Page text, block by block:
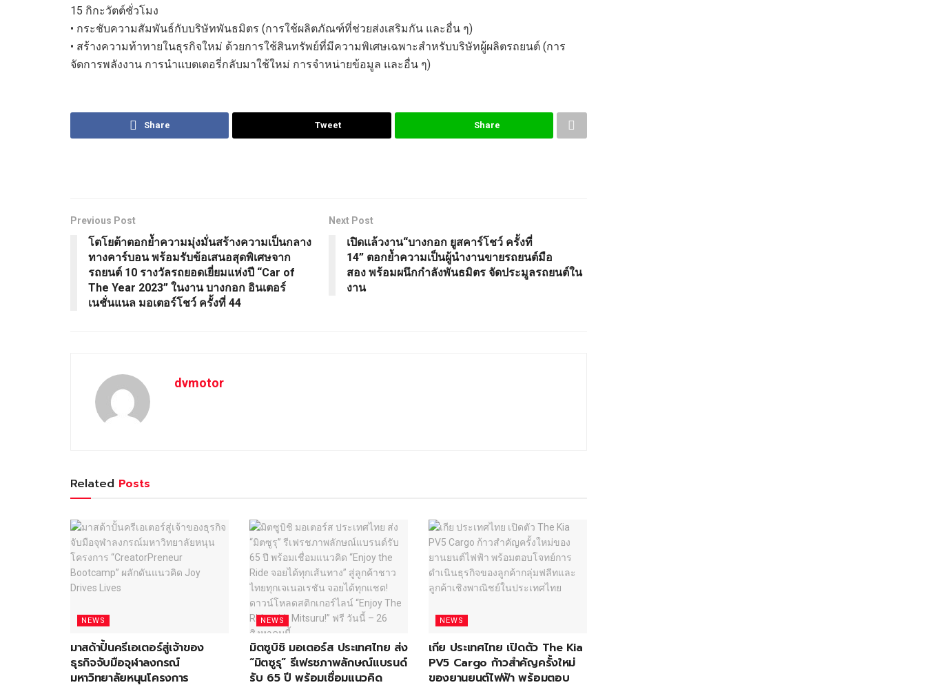
15 กิกะวัตต์ชั่วโมง
• กระชับความสัมพันธ์กับบริษัทพันธมิตร (การใช้ผลิตภัณฑ์ที่ช่วยส่งเสริมกัน และอื่น ๆ)
• สร้างความท้าทายในธุรกิจใหม่ ด้วยการใช้สินทรัพย์ที่มีความพิเศษเฉพาะสำหรับบริษัทผู้ผลิตรถยนต์ (การ
จัดการพลังงาน การนำแบตเตอรี่กลับมาใช้ใหม่ การจำหน่ายข้อมูล และอื่น ๆ)
Share Tweet Share
Previous Post
โตโยต้าตอกย้ำความมุ่งมั่นสร้างความเป็นกลาง
ทางคาร์บอน พร้อมรับข้อเสนอสุดพิเศษจาก
รถยนต์ 10 รางวัลรถยอดเยี่ยมแห่งปี “Car of
The Year 2023” ในงาน บางกอก อินเตอร์
เนชั่นแนล มอเตอร์โชว์ ครั้งที่ 44
Next Post
เปิดแล้วงาน“บางกอก ยูสคาร์โชว์ ครั้งที่
14” ตอกย้ำความเป็นผู้นำงานขายรถยนต์มือ
สอง พร้อมผนึกกำลังพันธมิตร จัดประมูลรถยนต์ใน
งาน
dvmotor
Related Posts
NEWS
มาสด้าปั้นครีเอเตอร์สู่เจ้าของ
ธุรกิจจับมือจุฬาลงกรณ์
มหาวิทยาลัยหนุนโครงการ
NEWS
มิตซูบิชิ มอเตอร์ส ประเทศไทย ส่ง
“มิตซูรุ” รีเฟรชภาพลักษณ์แบรนด์
รับ 65 ปี พร้อมเชื่อมแนวคิด
NEWS
เกีย ประเทศไทย เปิดตัว The Kia
PV5 Cargo ก้าวสำคัญครั้งใหม่
ของยานยนต์ไฟฟ้า พร้อมตอบ